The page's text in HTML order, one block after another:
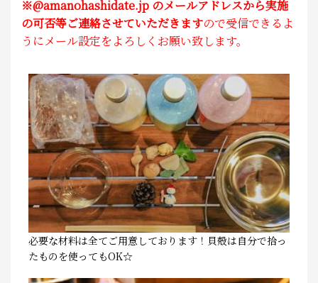
※@amanohashidate.jp のメールアドレスから実施
の可否等ご連絡させていただきますので受信できるよ
うにメール設定をよろしくお願い致します。
必要な材料は全てご用意しております！貝殻は自分で拾っ
たものを使ってもOK☆